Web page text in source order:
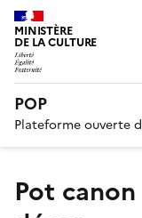
MINISTÈRE
DE LA CULTURE
POP
Plateforme ouverte
pot canon à